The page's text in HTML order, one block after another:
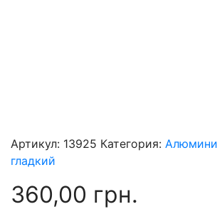
Артикул: 13925 Категория:
гладкий
360,00 грн.